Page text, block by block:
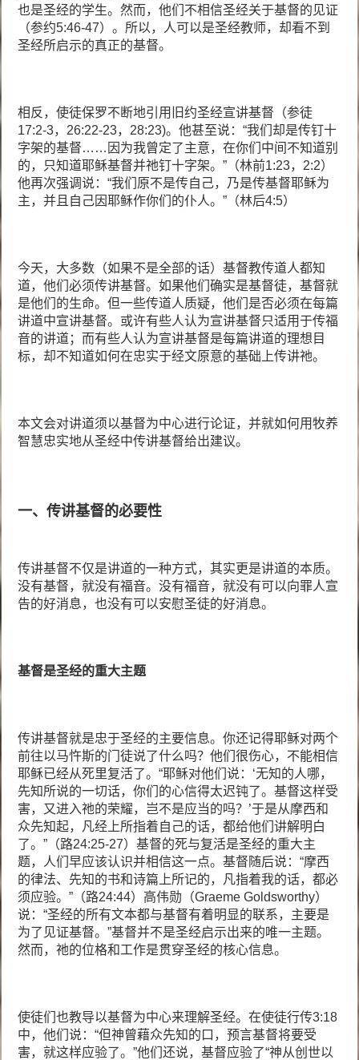
也是圣经的学生。然而，他们不相信圣经关于基督的见证
（参约5:46-47）。所以，人可以是圣经教师，却看不到
圣经所启示的真正的基督。
相反，使徒保罗不断地引用旧约圣经宣讲基督（参徒
17:2-3，26:22-23，28:23)。他甚至说：“我们却是传钉十
字架的基督……因为我曾定了主意，在你们中间不知道别
的，只知道耶稣基督并祂钉十字架。”（林前1:23，2:2）
他再次强调说：“我们原不是传自己，乃是传基督耶稣为
主，并且自己因耶稣作你们的仆人。”（林后4:5）
今天，大多数（如果不是全部的话）基督教传道人都知
道，他们必须传讲基督。如果他们确实是基督徒，基督就
是他们的生命。但一些传道人质疑，他们是否必须在每篇
讲道中宣讲基督。或许有些人认为宣讲基督只适用于传福
音的讲道；而有些人认为宣讲基督是每篇讲道的理想目
标，却不知道如何在忠实于经文原意的基础上传讲祂。
本文会对讲道须以基督为中心进行论证，并就如何用牧养
智慧忠实地从圣经中传讲基督给出建议。
一、传讲基督的必要性
传讲基督不仅是讲道的一种方式，其实更是讲道的本质。
没有基督，就没有福音。没有福音，就没有可以向罪人宣
告的好消息，也没有可以安慰圣徒的好消息。
基督是圣经的重大主题
传讲基督就是忠于圣经的主要信息。你还记得耶稣对两个
前往以马忤斯的门徒说了什么吗？他们很伤心，不能相信
耶稣已经从死里复活了。“耶稣对他们说：‘无知的人哪，
先知所说的一切话，你们的心信得太迟钝了。基督这样受
害，又进入祂的荣耀，岂不是应当的吗？’于是从摩西和
众先知起，凡经上所指着自己的话，都给他们讲解明白
了。”（路24:25-27）基督的死与复活是圣经的重大主
题，人们早应该认识并相信这一点。基督随后说：“摩西
的律法、先知的书和诗篇上所记的，凡指着我的话，都必
须应验。”（路24:44）高伟勋（Graeme Goldsworthy）
说：“圣经的所有文本都与基督有着明显的联系，主要是
为了见证基督。”基督并不是圣经启示出来的唯一主题。
然而，祂的位格和工作是贯穿圣经的核心信息。
使徒们也教导以基督为中心来理解圣经。在使徒行传3:18
中，他们说：“但神曾藉众先知的口，预言基督将要受
害，就这样应验了。”他们还说，基督应验了“神从创世以